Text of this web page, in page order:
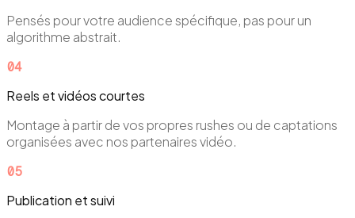
Pensés pour votre audience spécifique, pas pour un
algorithme abstrait.
04
Reels et vidéos courtes
Montage à partir de vos propres rushes ou de captations
organisées avec nos partenaires vidéo.
05
Publication et suivi